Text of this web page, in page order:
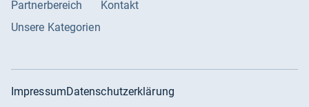
Partnerbereich
Unsere Kategorien
Kontakt
ImpressumDatenschutzerklärung